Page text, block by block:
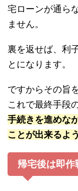
宅ローンが通ら
ません。
裏を返せば、利
とになります。
ですからその旨
これで最終手段
手続きを進めな
ことが出来るよ
帰宅後は即作